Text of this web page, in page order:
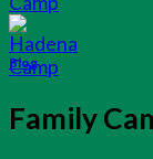
Blog
Family